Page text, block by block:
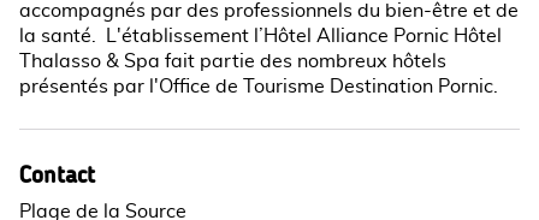
accompagnés par des professionnels du bien-être et de
la santé. L'établissement l’Hôtel Alliance Pornic Hôtel
Thalasso & Spa fait partie des nombreux hôtels
présentés par l'Office de Tourisme Destination Pornic.
Contact
Plage de la Source